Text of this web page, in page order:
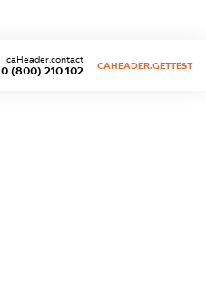
0 (800) 210 102
caHeader.contact
CAHEADER.GETTEST